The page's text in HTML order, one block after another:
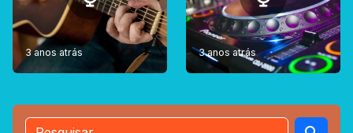
3 anos atrás 3 anos atrás